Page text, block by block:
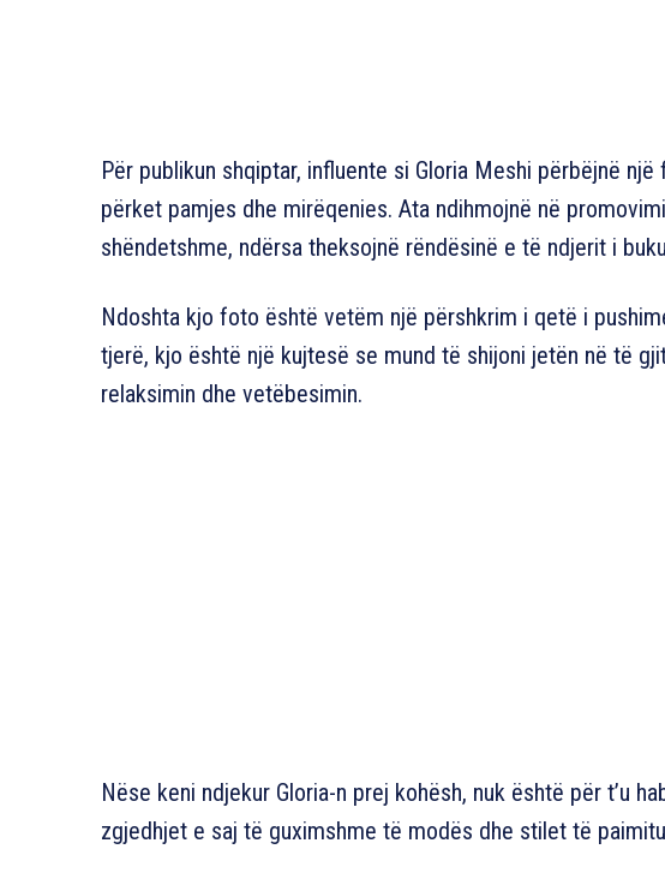
Për publikun shqiptar, influente si Gloria Meshi përbëjnë
përket pamjes dhe mirëqenies. Ata ndihmojnë në
shëndetshme, ndërsa theksojnë rëndësinë e të ndjerit i
Ndoshta kjo foto është vetëm një përshkrim i qetë i
tjerë, kjo është një kujtesë se mund të shijoni jetën në të
relaksimin dhe vetëbesimin.
Nëse keni ndjekur Gloria-n prej kohësh, nuk është për t’u
zgjedhjet e saj të guximshme të modës dhe stilet të